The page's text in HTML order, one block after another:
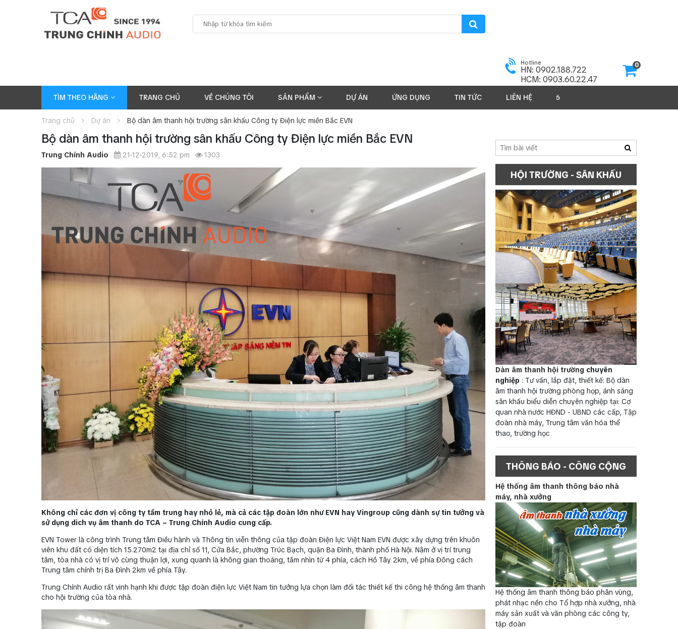
Hotline
HN: 0902.188.722
HCM: 0903.60.22.47
0
TÌM THEO HÃNG TRANG CHỦ VỀ CHÚNG TÔI SẢN PHẨM DỰ ÁN ỨNG DỤNG TIN TỨC LIÊN HỆ SẢN PHẨM 2026
Trang chủ Dự án Bộ dàn âm thanh hội trường sân khấu Công ty Điện lực miền Bắc EVN
Bộ dàn âm thanh hội trường sân khấu Công ty Điện lực miền Bắc EVN
Trung Chính Audio 21-12-2019, 6:52 pm 1303
Không chỉ các đơn vị công ty tầm trung hay nhỏ lẻ, mà cả các tập đoàn lớn như EVN hay Vingroup cũng dành sự tin tưởng và
sử dụng dich vụ âm thanh do TCA – Trung Chính Audio cung cấp.
EVN Tower là công trình Trung tâm Điều hành và Thông tin viễn thông của tập đoàn Điện lực Việt Nam EVN được xây dựng trên khuôn
viên khu đất có diện tích 15.270m2 tại địa chỉ số 11, Cửa Bắc, phường Trúc Bạch, quận Ba Đình, thành phố Hà Nội. Nằm ở vị trí trung
tâm, tòa nhà có vị trí vô cùng thuận lợi, xung quanh là không gian thoáng, tầm nhìn từ 4 phía, cách Hồ Tây 2km, về phía Đông cách
Trung tâm chính trị Ba Đình 2km về phía Tây.
Trung Chính Audio rất vinh hạnh khi được tập đoàn điện lực Việt Nam tin tưởng lựa chọn làm đối tác thiết kế thi công hệ thống âm thanh
cho hội trường của tòa nhà.
HỘI TRƯỜNG - SÂN KHẤU
Dàn âm thanh hội trường chuyên
nghiệp : Tư vấn, lắp đặt, thiết kế: Bộ dàn
âm thanh hội trường phòng họp, ánh sáng
sân khấu biểu diễn chuyên nghiệp tại: Cơ
quan nhà nước HĐND - UBND các cấp, Tập
đoàn nhà máy, Trung tâm văn hóa thể
thao, trường học
THÔNG BÁO - CÔNG CỘNG
Hệ thống âm thanh thông báo nhà
máy, nhà xưởng
Hệ thống âm thanh thông báo phân vùng,
phát nhạc nền cho Tổ hợp nhà xưởng, nhà
máy sản xuất và văn phòng các công ty,
tập đoàn